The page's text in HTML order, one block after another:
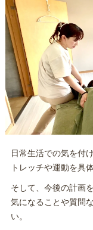
日常生活での気を付
トレッチや運動を具
そして、今後の計画
気になることや質問
い。